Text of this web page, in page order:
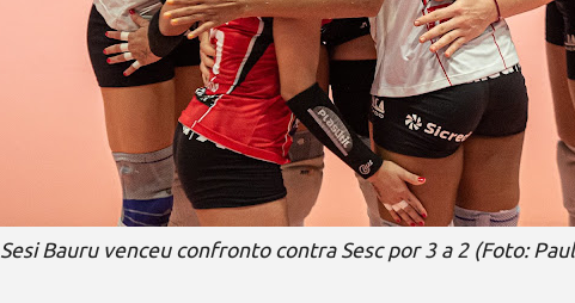
Sesi Bauru venceu confronto contra Sesc por 3 a 2 (Foto: